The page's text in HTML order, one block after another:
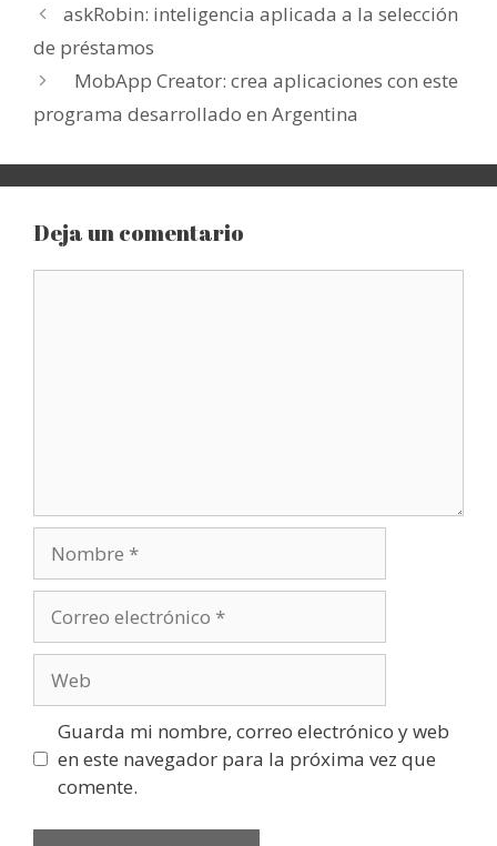
askRobin: inteligencia aplicada a la selección
de préstamos
MobApp Creator: crea aplicaciones con este
programa desarrollado en Argentina
Deja un comentario
electrónico
Guarda mi nombre, correo electrónico y web
en este navegador para la próxima vez que
comente.